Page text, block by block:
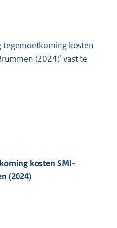
tegemoetkoming kosten
(2024)’ vast te
kosten SMI-
(2024)